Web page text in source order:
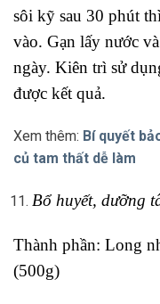
sôi kỹ sau 30 phút
vào. Gạn lấy nước
ngày. Kiên trì sử
được kết quả.
Xem thêm: Bí quyết
củ tam thất dễ làm
Bổ huyết, dưỡng
Thành phần: Long
(500g)